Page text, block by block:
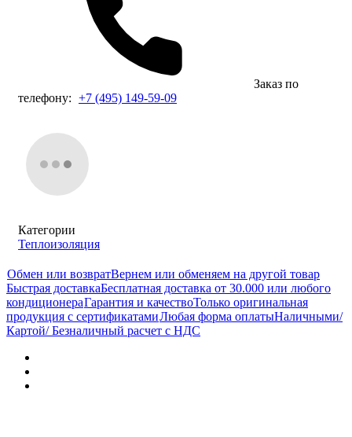
Заказ по
телефону: +7 (495) 149-59-09
Категории
Теплоизоляция
Обмен или возвратВернем или обменяем на другой товар
Быстрая доставкаБесплатная доставка от 30.000 или любого
кондиционераГарантия и качествоТолько оригинальная
продукция с сертификатамиЛюбая форма оплатыНаличными/
Картой/ Безналичный расчет с НДС